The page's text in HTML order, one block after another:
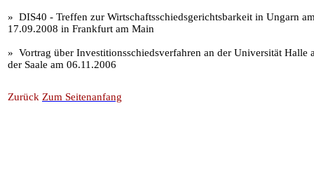
» DIS40 - Treffen zur Wirtschaftsschiedsgerichtsbarkeit in Ungarn
17.09.2008 in Frankfurt am Main
» Vortrag über Investitionsschiedsverfahren an der Universität Halle
der Saale am 06.11.2006
Zurück Zum Seitenanfang